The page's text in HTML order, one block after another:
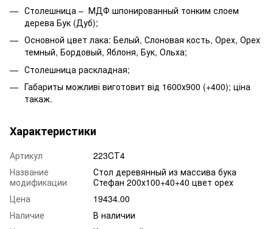
Столешница – МДФ шпонированный тонким слоем
дерева Бук (Дуб);
Основной цвет лака: Белый, Слоновая кость, Орех, Орех
темный, Бордовый, Яблоня, Бук, Ольха;
Столешница раскладная;
Габариты можливі виготовит від 1600х900 (+400); ціна
такаж.
Характеристики
Артикул
223CТ4
Название
модификации
Стол деревянный из массива бука
Стефан 200х100+40+40 цвет орех
Цена
19434.00
Наличие
В наличии